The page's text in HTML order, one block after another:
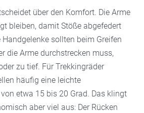
über den Komfort. Die Arme
bleiben, damit Stöße abgefedert
sollten beim Greifen
die Arme durchstrecken muss,
zu tief. Für Trekkingräder
häufig eine leichte
etwa 15 bis 20 Grad. Das klingt
aber viel aus: Der Rücken